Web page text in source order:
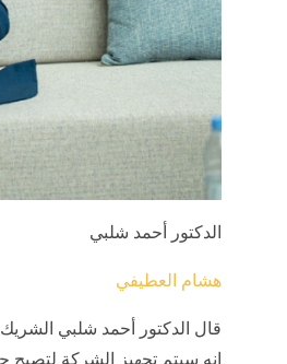
الدكتور أحمد شلبي
هشام العطيفي
قال الدكتور أحمد شلبي
إنه سيتم تجهيز الشركة لتصبح